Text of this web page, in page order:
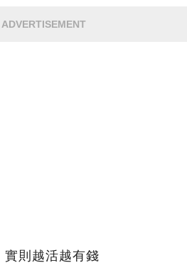
ADVERTISEMENT
則越活越有錢